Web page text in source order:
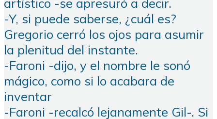
-Y, si puede saberse, ¿cuál es?
Gregorio cerró los ojos para asumir
la plenitud del instante.
-Faroni -dijo, y el nombre le sonó
mágico, como si lo acabara de
inventar
-Faroni -recalcó lejanamente Gil-. Si